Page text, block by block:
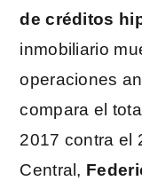
de créditos
inmobiliario
operaciones
compara el
2017 contra el
Central,